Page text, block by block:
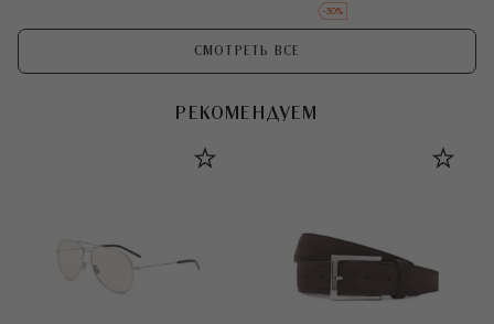
-30%
СМОТРЕТЬ ВСЕ
РЕКОМЕНДУЕМ